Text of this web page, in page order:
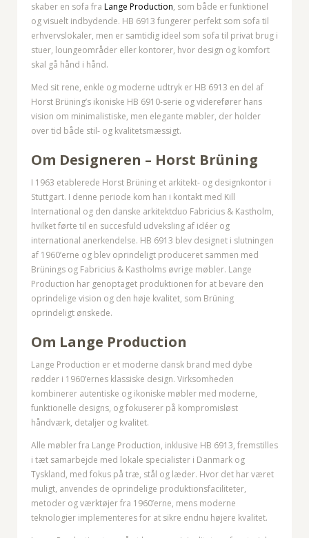
skaber en sofa fra Lange Production, som både er funktionel
og visuelt indbydende. HB 6913 fungerer perfekt som sofa til
erhvervslokaler, men er samtidig ideel som sofa til privat brug i
stuer, loungeområder eller kontorer, hvor design og komfort
skal gå hånd i hånd.
Med sit rene, enkle og moderne udtryk er HB 6913 en del af
Horst Brüning’s ikoniske HB 6910-serie og viderefører hans
vision om minimalistiske, men elegante møbler, der holder
over tid både stil- og kvalitetsmæssigt.
Om Designeren – Horst Brüning
I 1963 etablerede Horst Brüning et arkitekt- og designkontor i
Stuttgart. I denne periode kom han i kontakt med Kill
International og den danske arkitektduo Fabricius & Kastholm,
hvilket førte til en succesfuld udveksling af idéer og
international anerkendelse. HB 6913 blev designet i slutningen
af 1960’erne og blev oprindeligt produceret sammen med
Brünings og Fabricius & Kastholms øvrige møbler. Lange
Production har genoptaget produktionen for at bevare den
oprindelige vision og den høje kvalitet, som Brüning
oprindeligt ønskede.
Om Lange Production
Lange Production er et moderne dansk brand med dybe
rødder i 1960’ernes klassiske design. Virksomheden
kombinerer autentiske og ikoniske møbler med moderne,
funktionelle designs, og fokuserer på kompromisløst
håndværk, detaljer og kvalitet.
Alle møbler fra Lange Production, inklusive HB 6913, fremstilles
i tæt samarbejde med lokale specialister i Danmark og
Tyskland, med fokus på træ, stål og læder. Hvor det har været
muligt, anvendes de oprindelige produktionsfaciliteter,
metoder og værktøjer fra 1960’erne, mens moderne
teknologier implementeres for at sikre endnu højere kvalitet.